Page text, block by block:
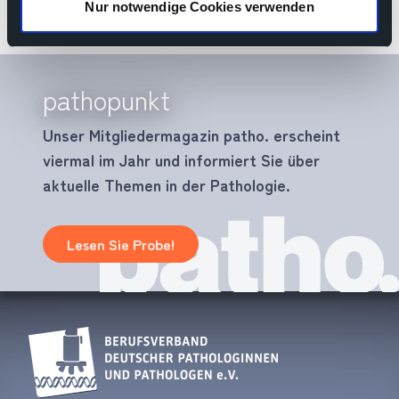
Nur notwendige Cookies verwenden
pathopunkt
Unser Mitgliedermagazin patho. erscheint
viermal im Jahr und informiert Sie über
aktuelle Themen in der Pathologie.
Lesen Sie Probe!